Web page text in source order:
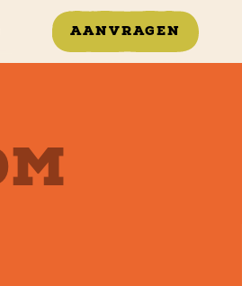
AANVRAGEN